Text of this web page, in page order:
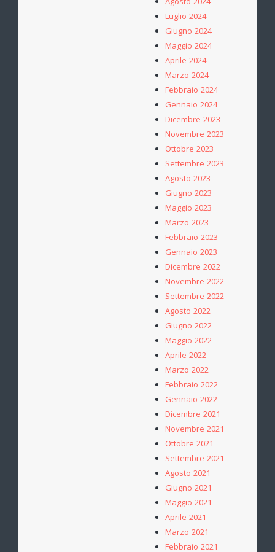
Luglio 2024
Giugno 2024
Maggio 2024
Aprile 2024
Marzo 2024
Febbraio 2024
Gennaio 2024
Dicembre 2023
Novembre 2023
Ottobre 2023
Settembre 2023
Agosto 2023
Giugno 2023
Maggio 2023
Marzo 2023
Febbraio 2023
Gennaio 2023
Dicembre 2022
Novembre 2022
Settembre 2022
Agosto 2022
Giugno 2022
Maggio 2022
Aprile 2022
Marzo 2022
Febbraio 2022
Gennaio 2022
Dicembre 2021
Novembre 2021
Ottobre 2021
Settembre 2021
Agosto 2021
Giugno 2021
Maggio 2021
Aprile 2021
Marzo 2021
Febbraio 2021